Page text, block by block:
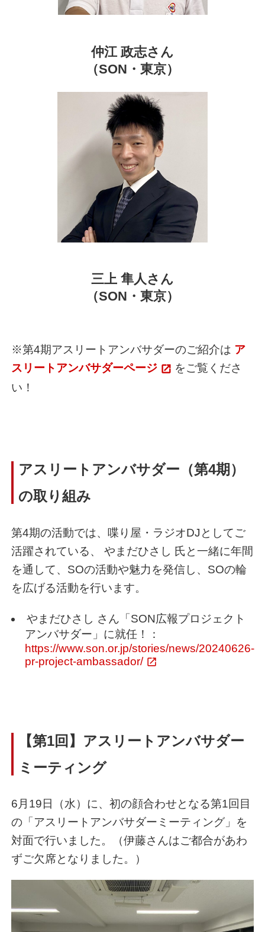
仲江 政志さん
（SON・東京）
三上 隼人さん
（SON・東京）
※第4期アスリートアンバサダーのご紹介は ア
スリートアンバサダーページ
をご覧くださ
い！
アスリートアンバサダー（第4期）
の取り組み
第4期の活動では、喋り屋・ラジオDJとしてご
活躍されている、 やまだひさし 氏と一緒に年間
を通して、SOの活動や魅力を発信し、SOの輪
を広げる活動を行います。
やまだひさし さん「SON広報プロジェクト
アンバサダー」に就任！：
https://www.son.or.jp/stories/news/20240626-
pr-project-ambassador/
【第1回】アスリートアンバサダー
ミーティング
6月19日（水）に、初の顔合わせとなる第1回目
の「アスリートアンバサダーミーティング」を
対面で行いました。（伊藤さんはご都合があわ
ずご欠席となりました。）